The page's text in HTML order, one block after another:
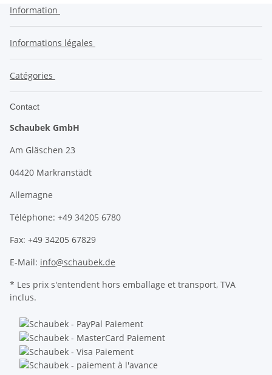
Information
Informations légales
Catégories
Contact
Schaubek GmbH
Am Gläschen 23
04420 Markranstädt
Allemagne
Téléphone: +49 34205 6780
Fax: +49 34205 67829
E-Mail: info@schaubek.de
* Les prix s'entendent hors emballage et transport, TVA
inclus.